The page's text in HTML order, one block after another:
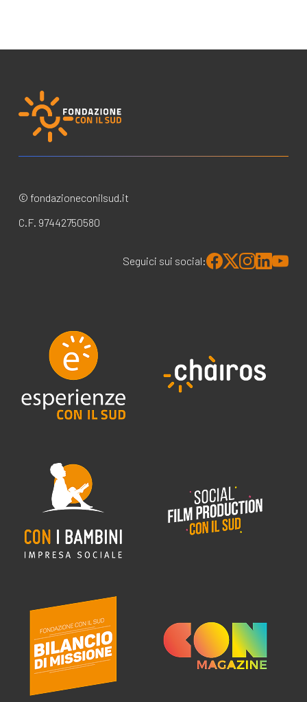
© fondazioneconilsud.it
C.F. 97442750580
Seguici sui social: